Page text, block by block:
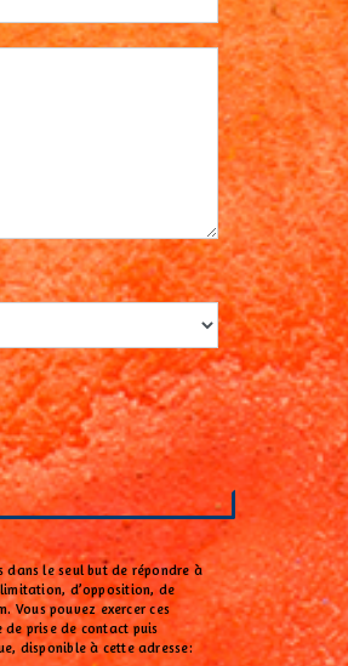
dans le seul but de répondre à
d’opposition, de
Vous pouvez exercer ces
prise de contact puis
disponible à cette adresse: